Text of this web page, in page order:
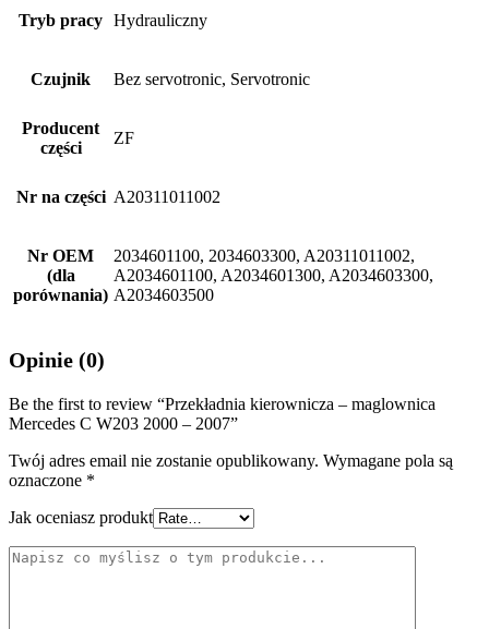
Tryb pracy Hydrauliczny
Czujnik Bez servotronic, Servotronic
Producent
części
ZF
Nr na części A20311011002
Nr OEM
(dla
porównania)
2034601100, 2034603300, A20311011002,
A2034601100, A2034601300, A2034603300,
A2034603500
Opinie (0)
Be the first to review “Przekładnia kierownicza – maglownica
Mercedes C W203 2000 – 2007”
Twój adres email nie zostanie opublikowany. Wymagane pola są
oznaczone *
Jak oceniasz produkt